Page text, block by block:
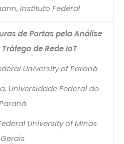
Instituto Federal
de Portas pela Análise
de Rede IoT
University of Paraná
Universidade Federal do
University of Minas
Gerais